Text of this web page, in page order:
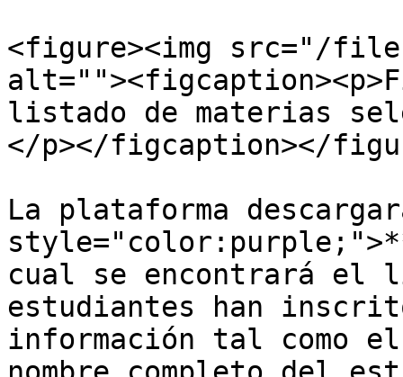
<figure><img src="/
listado de materias
</p></figcaption></
La plataforma
cual se encontrará el
estudiantes han
información tal como